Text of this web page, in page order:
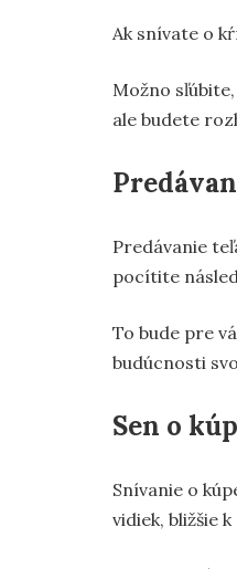
Ak snívate o
Možno
ale budete
Predávanie
pocítite
To bude pre
budúcnosti
Sen o
Snívanie o
vidiek, bližšie